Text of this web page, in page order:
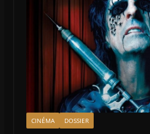
CINÉMA DOSSIER